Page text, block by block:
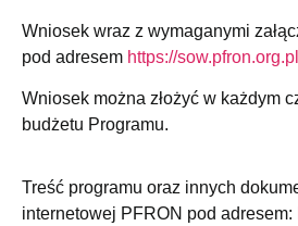
Wniosek wraz z wymaganymi
pod adresem https://
Wniosek można złożyć w każdym
budżetu Programu.
Treść programu oraz innych
internetowej PFRON pod adresem: